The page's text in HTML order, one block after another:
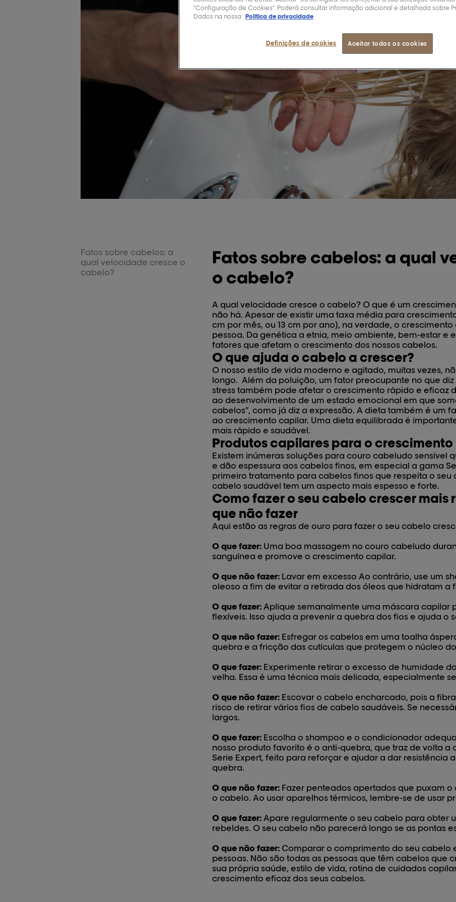
Fatos sobre cabelos: a
qual velocidade cresce o
cabelo?
Fatos sobre cabelos: a qual
o cabelo?
A qual velocidade cresce o cabelo? O que é um
não há. Apesar de existir uma taxa média para
cm por mês, ou 13 cm por ano), na verdade, o
pessoa. Da genética a etnia, meio ambiente, bem-estar e
fatores que afetam o crescimento dos nossos cabelos.
O que ajuda o cabelo a crescer?
O nosso estilo de vida moderno e agitado, muitas vezes,
longo. Além da poluição, um fator preocupante no que
stress também pode afetar o crescimento rápido e eficaz
ao desenvolvimento de um estado emocional em que
cabelos”, como já diz a expressão. A dieta também é um
ao crescimento capilar. Uma dieta equilibrada é
mais rápido e saudável.
Produtos capilares para o
Existem inúmeras soluções para couro cabeludo sensível
e dão espessura aos cabelos finos, em especiala gama
primeiro tratamento para cabelos finos que respeita o
cabelo saudável tem um aspecto mais espesso e forte.
Como fazer o seu cabelo crescer mais
que não fazer
Aqui estão as regras de ouro para fazer o seu cabelo
O que fazer: Uma boa massagem no couro cabeludo
sanguínea e promove o crescimento capilar.
O que não fazer: Lavar em excesso Ao contrário, use um
oleoso a fim de evitar a retirada dos óleos que hidratam a
O que fazer: Aplique semanalmente uma máscara capilar
flexíveis. Isso ajuda a prevenir a quebra dos fios e ajuda o
O que não fazer: Esfregar os cabelos em uma toalha
quebra e a fricção das cutículas que protegem o núcleo
O que fazer: Experimente retirar o excesso de humidade
velha. Essa é uma técnica mais delicada, especialmente
O que não fazer: Escovar o cabelo encharcado, pois a
risco de retirar vários fios de cabelo saudáveis. Se
largos.
O que fazer: Escolha o shampoo e o condicionador
nosso produto favorito é o anti-quebra, que traz de volta
Serie Expert, feito para reforçar e ajudar a dar resistência
quebra.
O que não fazer: Fazer penteados apertados que puxam
o cabelo. Ao usar aparelhos térmicos, lembre-se de usar
O que fazer: Apare regularmente o seu cabelo para obter
rebeldes. O seu cabelo não parecerá longo se as pontas
O que não fazer: Comparar o comprimento do seu cabelo
pessoas. Não são todas as pessoas que têm cabelos que
sua própria saúde, estilo de vida, rotina de cuidados
crescimento eficaz dos seus cabelos.
"Configuração de Cookies". Poderá consultar informação adicional e detalhada sobre
Dados na nossa Política de privacidade
Definições de cookies Aceitar todos os cookies